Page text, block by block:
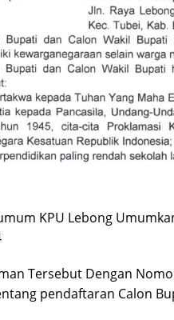
KPU Lebong
Tersebut Dengan
pendaftaran Calon